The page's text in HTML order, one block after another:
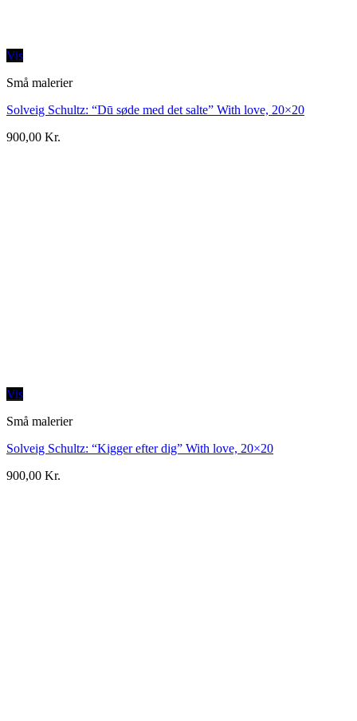
Vis
Små malerier
Solveig Schultz: “Dū søde med det salte” With love, 20×20
900,00 Kr.
Vis
Små malerier
Solveig Schultz: “Kigger efter dig” With love, 20×20
900,00 Kr.